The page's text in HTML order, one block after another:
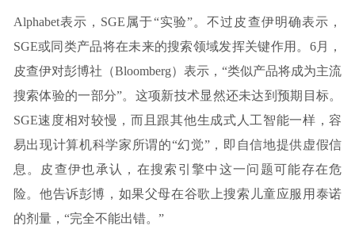
Alphabet表示，SGE属于“实验”。不过皮查伊明确表示，
SGE或同类产品将在未来的搜索领域发挥关键作用。6月，
皮查伊对彭博社（Bloomberg）表示，“类似产品将成为主流
搜索体验的一部分”。这项新技术显然还未达到预期目标。
SGE速度相对较慢，而且跟其他生成式人工智能一样，容
易出现计算机科学家所谓的“幻觉”，即自信地提供虚假信
息。皮查伊也承认，在搜索引擎中这一问题可能存在危
险。他告诉彭博，如果父母在谷歌上搜索儿童应服用泰诺
的剂量，“完全不能出错。”